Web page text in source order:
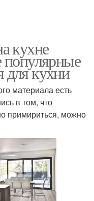
кухне
популярные
для кухни
материала есть
в том, что
примириться, можно